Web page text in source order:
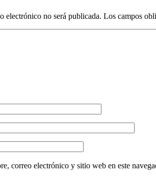
electrónico no será publicada. Los campos
correo electrónico y sitio web en este